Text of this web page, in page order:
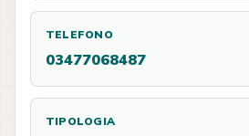
TELEFONO
03477068487
TIPOLOGIA